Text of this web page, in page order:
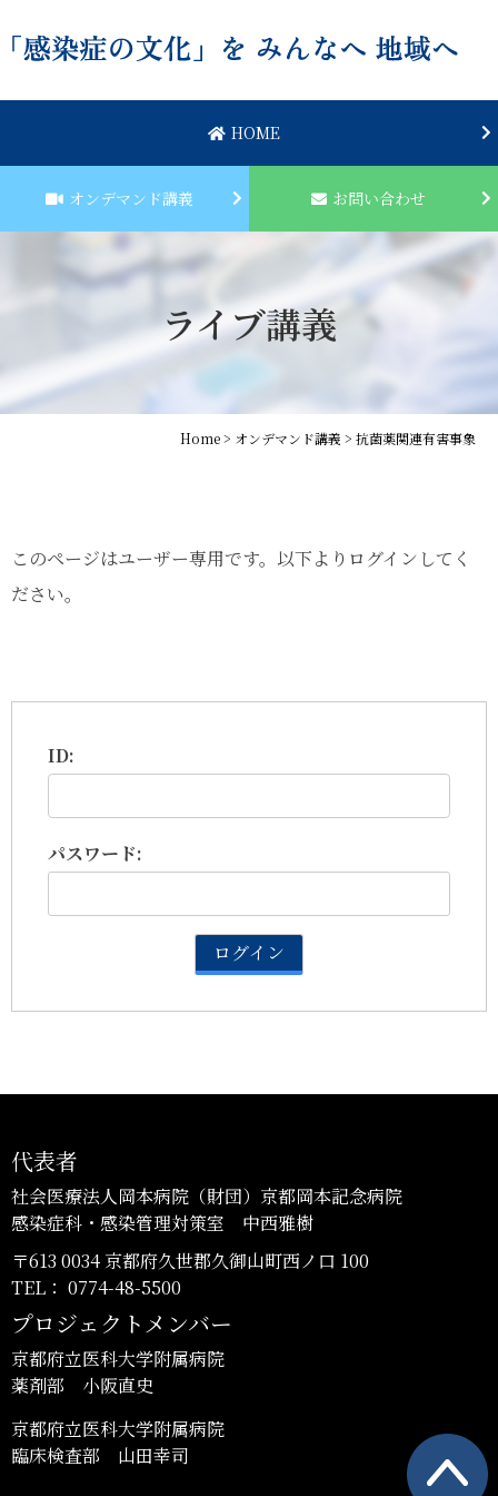
to
HOME
オンデマンド講義 お問い合わせ
ライブ講義
Home> オンデマンド講義 > 抗菌薬関連有害事象
このページはユーザー専用です。以下よりログインしてく
ださい。
ID:
パスワード:
代表者
社会医療法人岡本病院（財団）京都岡本記念病院
感染症科・感染管理対策室 中西雅樹
〒613 0034 京都府久世郡久御山町西ノ口 100
TEL： 0774-48-5500
プロジェクトメンバー
京都府立医科大学附属病院
薬剤部 小阪直史
京都府立医科大学附属病院
臨床検査部 山田幸司